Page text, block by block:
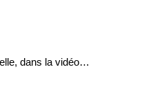
dans la vidéo…